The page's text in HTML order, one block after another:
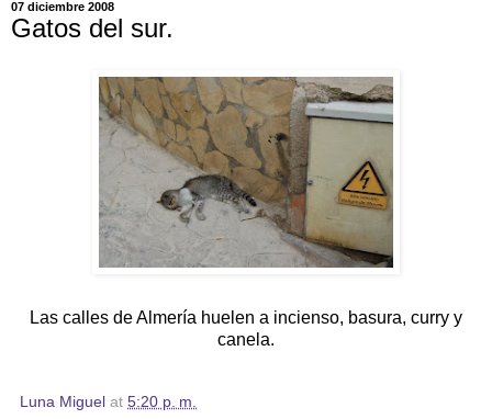
07 diciembre 2008
Gatos del sur.
Las calles de Almería huelen a incienso, basura, curry y
canela.
Luna Miguel at 5:20 p. m.